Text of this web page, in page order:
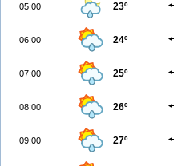
05:00 23º
06:00 24º
07:00 25º
08:00 26º
09:00 27º